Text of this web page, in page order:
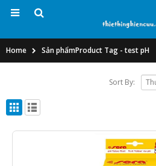
Home Sản phẩmProduct Tag -test pH
Sort By: